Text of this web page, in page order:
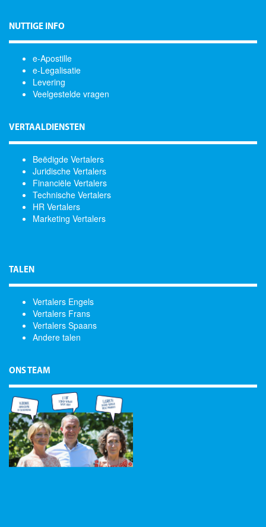
NUTTIGE INFO
e-Apostille
e-Legalisatie
Levering
Veelgestelde vragen
VERTAALDIENSTEN
Beëdigde Vertalers
Juridische Vertalers
Financiële Vertalers
Technische Vertalers
HR Vertalers
Marketing Vertalers
TALEN
Vertalers Engels
Vertalers Frans
Vertalers Spaans
Andere talen
ONS TEAM